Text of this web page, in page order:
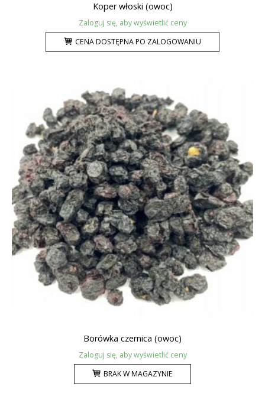
Koper włoski (owoc)
Zaloguj się, aby wyświetlić ceny
CENA DOSTĘPNA PO ZALOGOWANIU
Borówka czernica (owoc)
Zaloguj się, aby wyświetlić ceny
BRAK W MAGAZYNIE